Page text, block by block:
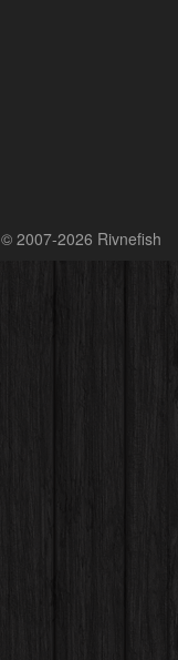
© 2007-2026 Rivnefish